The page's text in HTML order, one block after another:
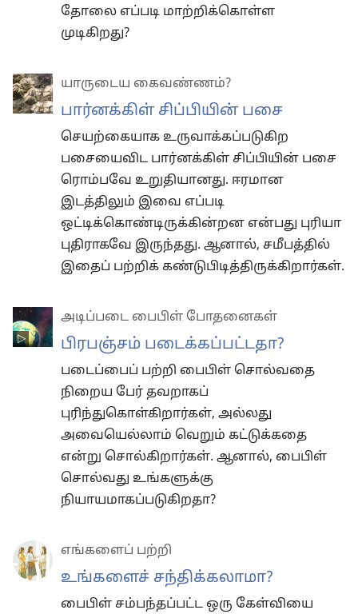
தோலை எப்படி மாற்றிக்கொள்ள
முடிகிறது?
யாருடைய கைவண்ணம்?
பார்னக்கிள் சிப்பியின் பசை
செயற்கையாக உருவாக்கப்படுகிற
பசையைவிட பார்னக்கிள் சிப்பியின் பசை
ரொம்பவே உறுதியானது. ஈரமான
இடத்திலும் இவை எப்படி
ஒட்டிக்கொண்டிருக்கின்றன என்பது புரியா
புதிராகவே இருந்தது. ஆனால், சமீபத்தில்
இதைப் பற்றிக் கண்டுபிடித்திருக்கிறார்கள்.
அடிப்படை பைபிள் போதனைகள்
பிரபஞ்சம் படைக்கப்பட்டதா?
படைப்பைப் பற்றி பைபிள் சொல்வதை
நிறைய பேர் தவறாகப்
புரிந்துகொள்கிறார்கள், அல்லது
அவையெல்லாம் வெறும் கட்டுக்கதை
என்று சொல்கிறார்கள். ஆனால், பைபிள்
சொல்வது உங்களுக்கு
நியாயமாகப்படுகிறதா?
எங்களைப் பற்றி
உங்களைச் சந்திக்கலாமா?
பைபிள் சம்பந்தப்பட்ட ஒரு கேள்வியை